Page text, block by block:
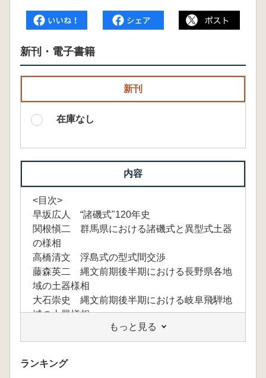
新刊・電子書籍
新刊
在庫なし
内容
<目次>
早坂広人 “諸磯式"120年史
関根愼二 群馬県における諸磯式と異型式土器
の様相
高橋清文 浮島式の型式間交渉
藤森英二 縄文前期後半期における長野県各地
域の土器様相
大石崇史 縄文前期後半期における岐阜飛騨地
域の土器様相
町田賢一 小竹貝塚から見た蜆ヶ森式土器のあ
り方
寺崎裕助 刈羽式の型式間交渉
もっと見る
ランキング